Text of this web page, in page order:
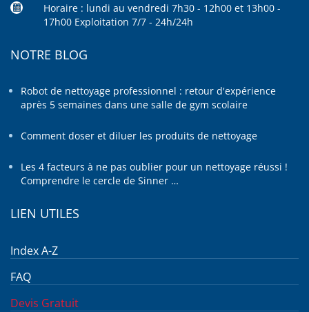
Horaire : lundi au vendredi 7h30 - 12h00 et 13h00 -
17h00 Exploitation 7/7 - 24h/24h
NOTRE BLOG
Robot de nettoyage professionnel : retour d'expérience
après 5 semaines dans une salle de gym scolaire
Comment doser et diluer les produits de nettoyage
Les 4 facteurs à ne pas oublier pour un nettoyage réussi !
Comprendre le cercle de Sinner …
LIEN UTILES
Index A-Z
FAQ
Devis Gratuit